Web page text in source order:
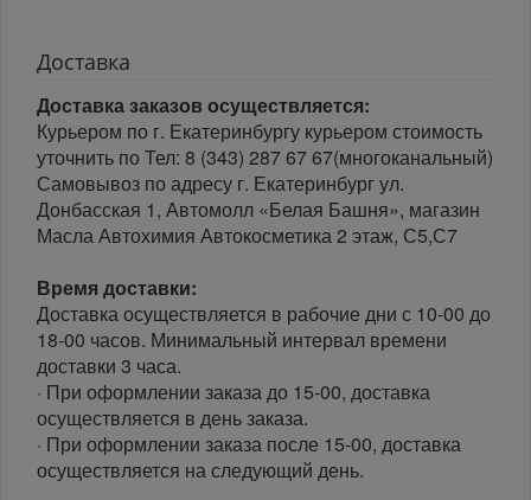
Доставка
Доставка заказов осуществляется:
Курьером по г. Екатеринбургу курьером стоимость
уточнить по Тел: 8 (343) 287 67 67(многоканальный)
Самовывоз по адресу г. Екатеринбург ул.
Донбасская 1, Автомолл «Белая Башня», магазин
Масла Автохимия Автокосметика 2 этаж, С5,С7
Время доставки:
Доставка осуществляется в рабочие дни с 10-00 до
18-00 часов. Минимальный интервал времени
доставки 3 часа.
· При оформлении заказа до 15-00, доставка
осуществляется в день заказа.
· При оформлении заказа после 15-00, доставка
осуществляется на следующий день.